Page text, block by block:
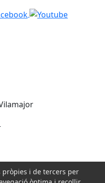
pròpies i de tercers per